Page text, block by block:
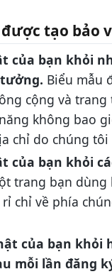
tạo bảo
của bạn khỏi
Biểu mẫu
cộng và trang
không bao
chỉ do chúng tôi
của bạn khỏi
trang bạn dùng
chỉ về phía
của bạn khỏi
mỗi lần đăng